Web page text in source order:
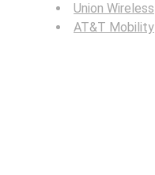
Union Wireless
AT&T Mobility